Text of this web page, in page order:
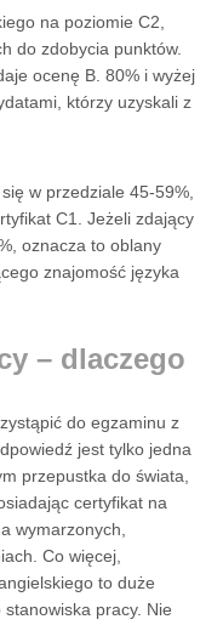
na poziomie C2,
do zdobycia punktów.
ocenę B. 80% i wyżej
którzy uzyskali z
w przedziale 45-59%,
C1. Jeżeli zdający
oznacza to oblany
znajomość języka
– dlaczego
do egzaminu z
jest tylko jedna
przepustka do świata,
certyfikat na
wymarzonych,
Co więcej,
to duże
pracy. Nie